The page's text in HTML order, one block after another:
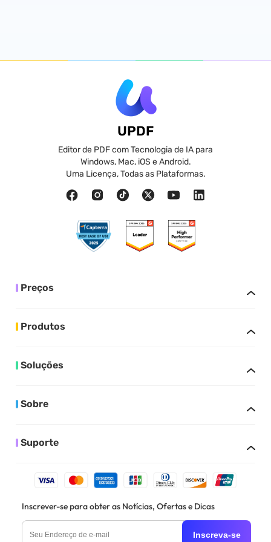
UPDF
Editor de PDF com Tecnologia de IA para
Windows, Mac, iOS e Android.
Uma Licença, Todas as Plataformas.
Preços
Produtos
Soluções
Sobre
Suporte
Inscrever-se para obter as Notícias, Ofertas e Dicas
Inscreva-se